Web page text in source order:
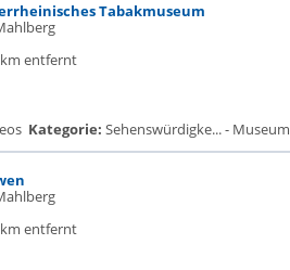
Tabakmuseum
entfernt
Kategorie: Sehenswürdigke... - Museum
entfernt